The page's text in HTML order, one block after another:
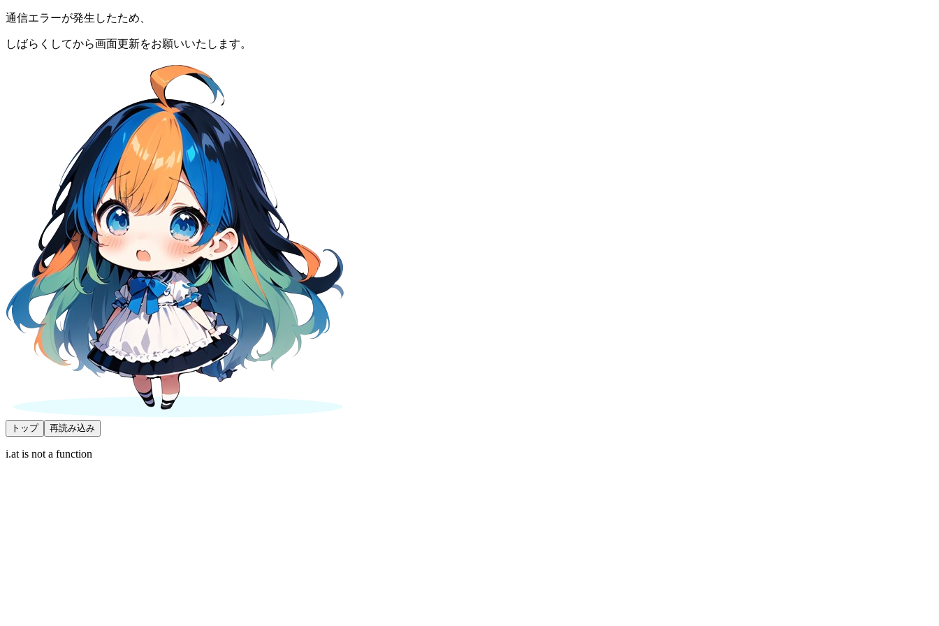
通信エラーが発生したため、
しばらくしてから画面更新をお願いいたします。
トップ 再読み込み
i.at is not a function